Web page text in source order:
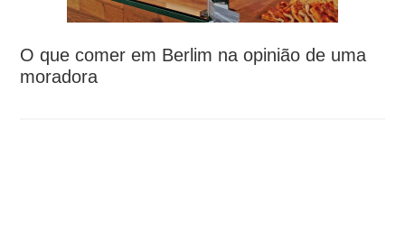
O que comer em Berlim na opinião de uma
moradora